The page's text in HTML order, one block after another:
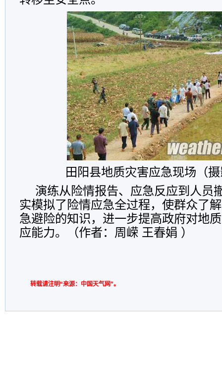
田阳县地质灾害应急现场（
演练从险情报告、应急反应到人员
实模拟了险情应急全过程，使群众了
急避险的知识，进一步提高政府对地
应能力。（作者：周嵘 王春娟 ）
转载请注明“来源：中国天气网”。